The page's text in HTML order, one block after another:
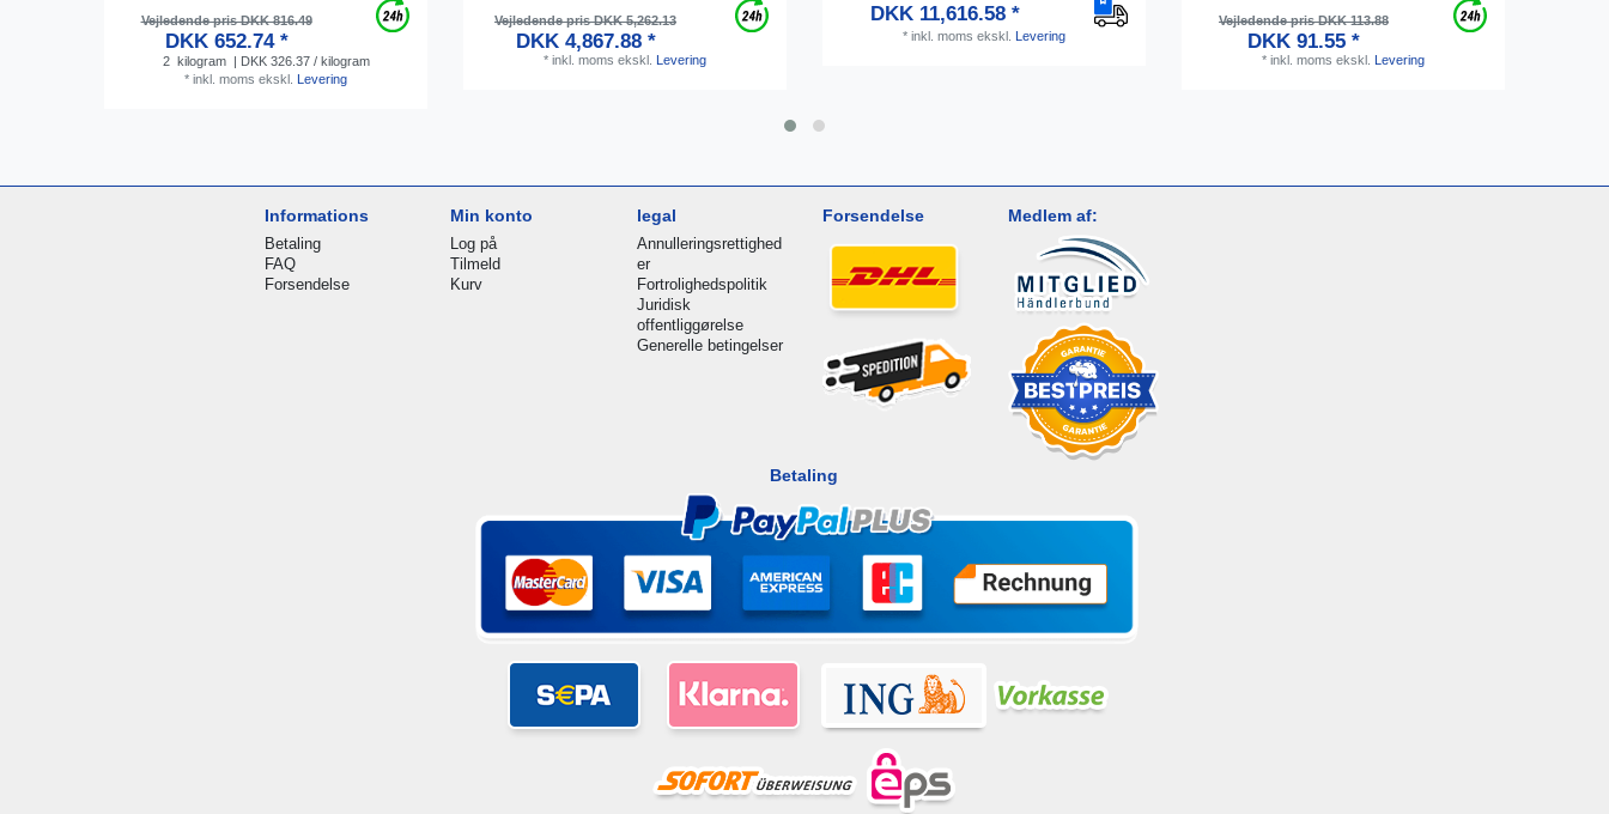
Vejledende pris DKK 816.49
DKK 652.74 *
2 kilogram
| DKK 326.37 / kilogram
* inkl. moms ekskl. Levering
Vejledende pris DKK 5,262.13
DKK 4,867.88 *
* inkl. moms ekskl. Levering
DKK 11,616.58 *
* inkl. moms ekskl. Levering
Vejledende pris DKK 113.88
DKK 91.55 *
* inkl. moms ekskl. Levering
Informations
Betaling
FAQ
Forsendelse
Min konto
Log på
Tilmeld
Kurv
legal
Annulleringsrettighed
er
Fortrolighedspolitik
Juridisk
offentliggørelse
Generelle betingelser
Forsendelse Medlem af:
Betaling